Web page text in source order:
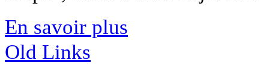
En savoir plus
Old Links